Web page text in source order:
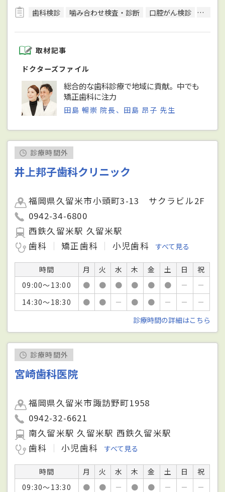
歯科検診
噛み合わせ検査・診断 口腔がん検診 CT検査
取材記事
ドクターズファイル
総合的な歯科診療で地域に貢献。中でも
矯正歯科に注力
田島 暢崇 院長、田島 昂子 先生
診療時間外
井上邦子歯科クリニック
福岡県久留米市小頭町3-13 サクラビル2F
0942-34-6800
西鉄久留米駅 久留米駅
歯科
矯正歯科 小児歯科 すべて見る
時間 月 火 水 木 金 土 日
祝
09:00～13:00
● ● ● ● ● ● －
－
14:30～18:30
● ● － ● ● － －
－
診療時間の詳細はこちら
診療時間外
宮崎歯科医院
福岡県久留米市諏訪野町1958
0942-32-6621
南久留米駅 久留米駅 西鉄久留米駅
歯科
小児歯科 すべて見る
時間 月 火 水 木 金 土 日
祝
09:30～13:30
● ● － ● ● － － －